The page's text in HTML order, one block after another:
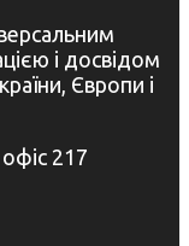
і досвідом
Європи і
217